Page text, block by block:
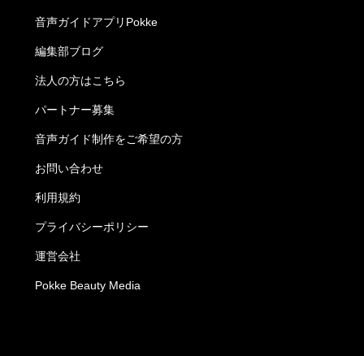
音声ガイドアプリPokke
編集部ブログ
法人の方はこちら
パートナー募集
音声ガイド制作をご希望の方
お問い合わせ
利用規約
プライバシーポリシー
運営会社
Pokke Beauty Media